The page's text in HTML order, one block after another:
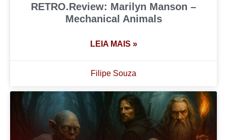
RETRO.Review: Marilyn Manson –
Mechanical Animals
LEIA MAIS »
Filipe Souza